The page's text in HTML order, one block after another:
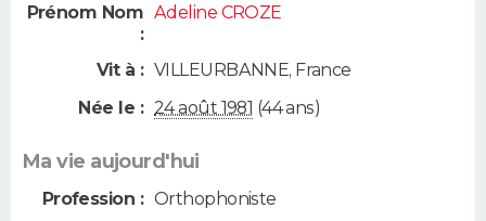
Prénom Nom
:
Adeline CROZE
Vit à : VILLEURBANNE, France
Née le : 24 août 1981 (44 ans)
Ma vie aujourd'hui
Profession : Orthophoniste